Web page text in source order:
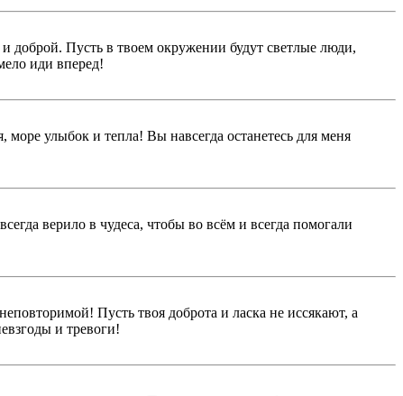
доброй. Пусть в твоем окружении будут светлые люди,
иди вперед!
улыбок и тепла! Вы навсегда останетесь для меня
верило в чудеса, чтобы во всём и всегда помогали
Пусть твоя доброта и ласка не иссякают, а
и тревоги!